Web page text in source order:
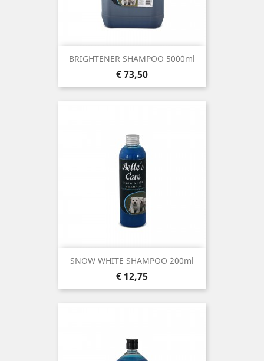
BRIGHTENER SHAMPOO 5000ml
Prijs
€ 73,50
SNOW WHITE SHAMPOO 200ml
Prijs
€ 12,75